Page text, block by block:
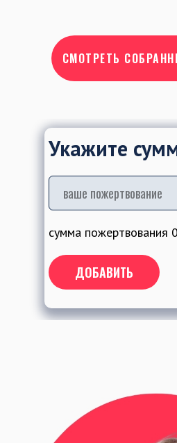
СМОТРЕТЬ
Укажите
сумма пожертвования
ДОБАВИТЬ